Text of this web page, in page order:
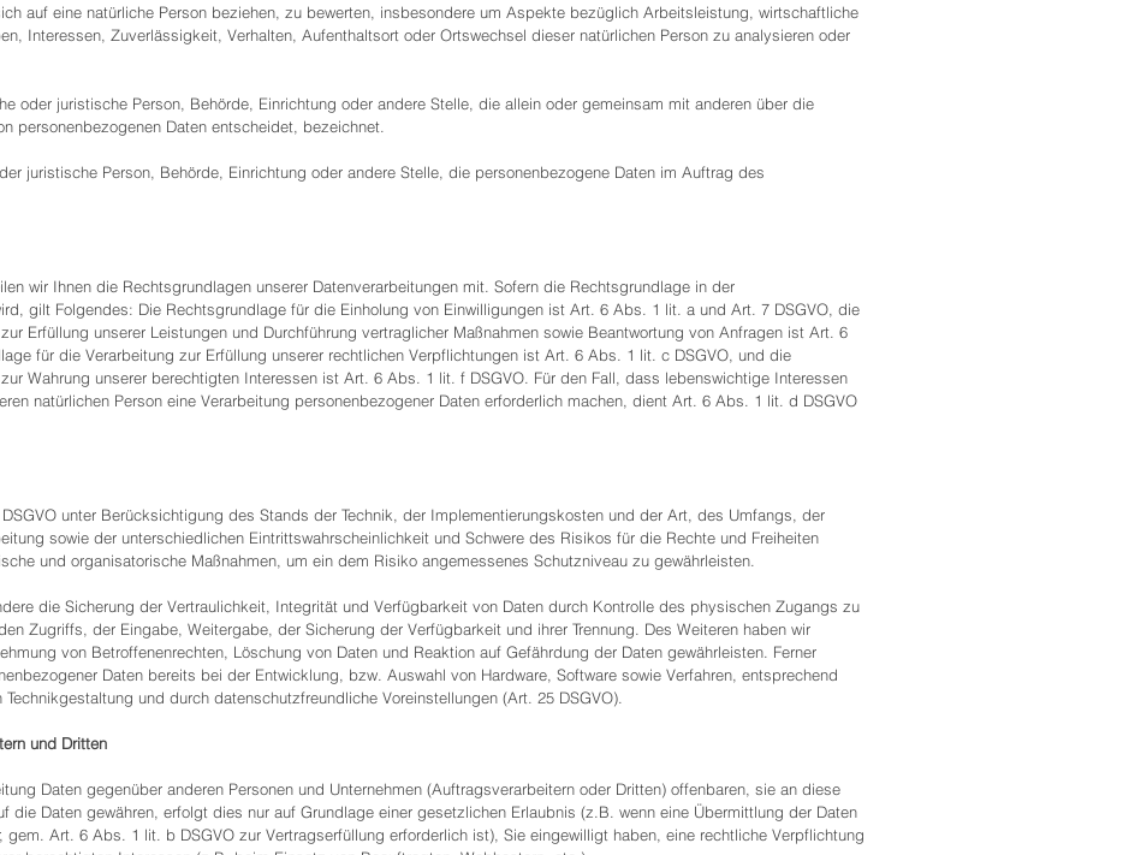
auf eine natürliche Person beziehen, zu bewerten, insbesondere um Aspekte bezüglich Arbeitsleistung, wirtschaftliche
Interessen, Zuverlässigkeit, Verhalten, Aufenthaltsort oder Ortswechsel dieser natürlichen Person zu analysieren oder
oder juristische Person, Behörde, Einrichtung oder andere Stelle, die allein oder gemeinsam mit anderen über die
personenbezogenen Daten entscheidet, bezeichnet.
juristische Person, Behörde, Einrichtung oder andere Stelle, die personenbezogene Daten im Auftrag des
wir Ihnen die Rechtsgrundlagen unserer Datenverarbeitungen mit. Sofern die Rechtsgrundlage in der
gilt Folgendes: Die Rechtsgrundlage für die Einholung von Einwilligungen ist Art. 6 Abs. 1 lit. a und Art. 7 DSGVO, die
Erfüllung unserer Leistungen und Durchführung vertraglicher Maßnahmen sowie Beantwortung von Anfragen ist Art. 6
für die Verarbeitung zur Erfüllung unserer rechtlichen Verpflichtungen ist Art. 6 Abs. 1 lit. c DSGVO, und die
Wahrung unserer berechtigten Interessen ist Art. 6 Abs. 1 lit. f DSGVO. Für den Fall, dass lebenswichtige Interessen
natürlichen Person eine Verarbeitung personenbezogener Daten erforderlich machen, dient Art. 6 Abs. 1 lit. d DSGVO
unter Berücksichtigung des Stands der Technik, der Implementierungskosten und der Art, des Umfangs, der
sowie der unterschiedlichen Eintrittswahrscheinlichkeit und Schwere des Risikos für die Rechte und Freiheiten
und organisatorische Maßnahmen, um ein dem Risiko angemessenes Schutzniveau zu gewährleisten.
die Sicherung der Vertraulichkeit, Integrität und Verfügbarkeit von Daten durch Kontrolle des physischen Zugangs zu
Zugriffs, der Eingabe, Weitergabe, der Sicherung der Verfügbarkeit und ihrer Trennung. Des Weiteren haben wir
von Betroffenenrechten, Löschung von Daten und Reaktion auf Gefährdung der Daten gewährleisten. Ferner
Daten bereits bei der Entwicklung, bzw. Auswahl von Hardware, Software sowie Verfahren, entsprechend
und durch datenschutzfreundliche Voreinstellungen (Art. 25 DSGVO).
und Dritten
Daten gegenüber anderen Personen und Unternehmen (Auftragsverarbeitern oder Dritten) offenbaren, sie an diese
die Daten gewähren, erfolgt dies nur auf Grundlage einer gesetzlichen Erlaubnis (z.B. wenn eine Übermittlung der Daten
gem. Art. 6 Abs. 1 lit. b DSGVO zur Vertragserfüllung erforderlich ist), Sie eingewilligt haben, eine rechtliche Verpflichtung